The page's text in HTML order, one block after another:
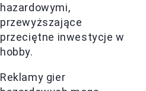
hazardowymi,
przewyższające
przeciętne inwestycje w
hobby.
Reklamy gier